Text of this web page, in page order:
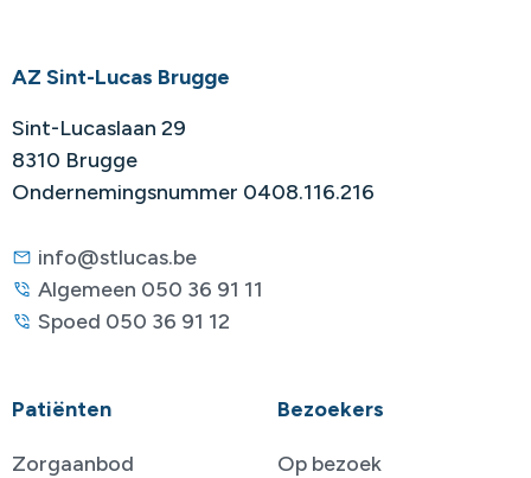
AZ Sint-Lucas Brugge
Sint-Lucaslaan 29
8310 Brugge
Ondernemingsnummer 0408.116.216
info@stlucas.be
Algemeen 050 36 91 11
Spoed 050 36 91 12
Patiënten
Zorgaanbod
Bezoekers
Op bezoek